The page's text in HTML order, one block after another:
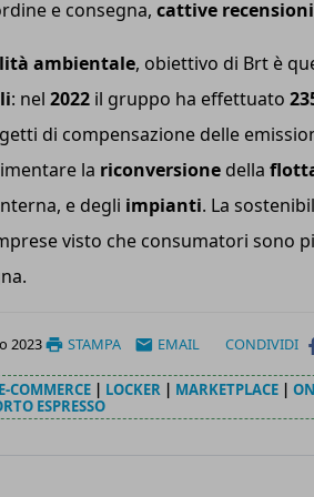
e consegna, cattive recensioni
ambientale, obiettivo di Brt è
: nel 2022 il gruppo ha effettuato
di compensazione delle
la riconversione della
e degli impianti. La
visto che consumatori sono
2023 STAMPA EMAIL CONDIVIDI
E-COMMERCE | LOCKER | MARKETPLACE |
ESPRESSO